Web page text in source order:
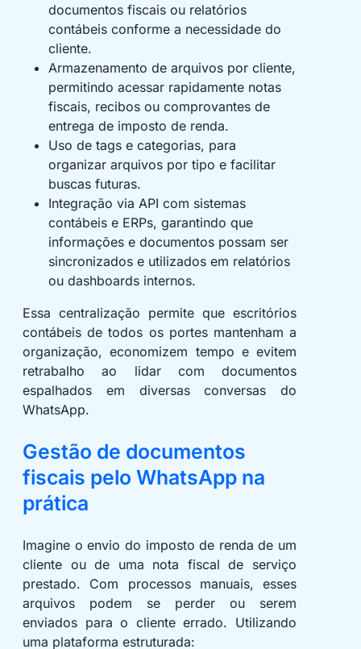
documentos fiscais ou relatórios
contábeis conforme a necessidade do
cliente.
Armazenamento de arquivos por cliente,
permitindo acessar rapidamente notas
fiscais, recibos ou comprovantes de
entrega de imposto de renda.
Uso de tags e categorias, para
organizar arquivos por tipo e facilitar
buscas futuras.
Integração via API com sistemas
contábeis e ERPs, garantindo que
informações e documentos possam ser
sincronizados e utilizados em relatórios
ou dashboards internos.
Essa centralização permite que escritórios
contábeis de todos os portes mantenham a
organização, economizem tempo e evitem
retrabalho ao lidar com documentos
espalhados em diversas conversas do
WhatsApp.
Gestão de documentos
fiscais pelo WhatsApp na
prática
Imagine o envio do imposto de renda de um
cliente ou de uma nota fiscal de serviço
prestado. Com processos manuais, esses
arquivos podem se perder ou serem
enviados para o cliente errado. Utilizando
uma plataforma estruturada: